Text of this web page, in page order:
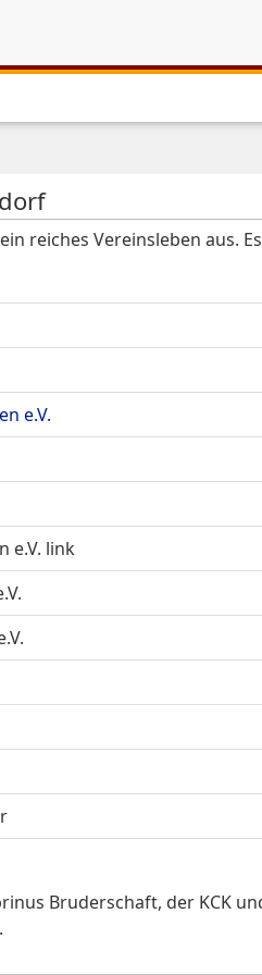
reiches Vereinsleben aus.
e.V.
e.V. link
Bruderschaft, der KCK